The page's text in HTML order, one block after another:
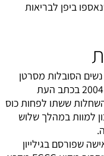
ביפן לבריאות
הסובלות מסרטן
השחלות. במחקר שפורסם בגיליון נובמבר 2004 בכתב העת
ששתו לפחות כוס
הפחתה בסיכון למוות במהלך שלוש
שפורסם בגילייון